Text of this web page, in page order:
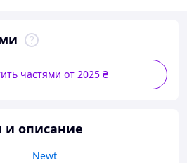
частями от 2025 ₴
и описание
Newt